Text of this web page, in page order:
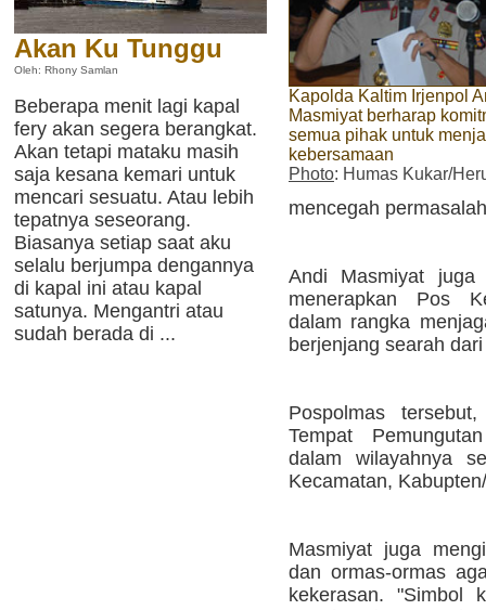
Akan Ku Tunggu
Oleh: Rhony Samlan
Beberapa menit lagi kapal
fery akan segera berangkat.
Akan tetapi mataku masih
saja kesana kemari untuk
mencari sesuatu. Atau lebih
tepatnya seseorang.
Biasanya setiap saat aku
selalu berjumpa dengannya
di kapal ini atau kapal
satunya. Mengantri atau
sudah berada di ...
Kapolda Kaltim Irjenpol
Masmiyat berharap
semua pihak untuk
kebersamaan
Photo: Humas Kukar/
mencegah
Andi Masmiyat juga
menerapkan Pos
dalam rangka
berjenjang searah
Pospolmas
Tempat
dalam wilayahnya
Kecamatan,
Masmiyat juga
dan ormas-ormas
kekerasan. "Simbol